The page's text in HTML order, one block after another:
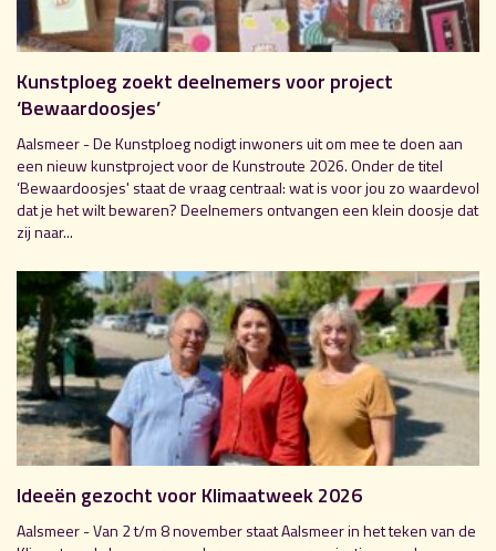
Kunstploeg zoekt deelnemers voor project
‘Bewaardoosjes’
Aalsmeer - De Kunstploeg nodigt inwoners uit om mee te doen aan
een nieuw kunstproject voor de Kunstroute 2026. Onder de titel
‘Bewaardoosjes' staat de vraag centraal: wat is voor jou zo waardevol
dat je het wilt bewaren? Deelnemers ontvangen een klein doosje dat
zij naar...
Ideeën gezocht voor Klimaatweek 2026
Aalsmeer - Van 2 t/m 8 november staat Aalsmeer in het teken van de